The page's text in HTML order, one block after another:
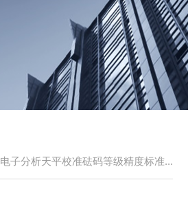
电子分析天平校准砝码等级精度标准...